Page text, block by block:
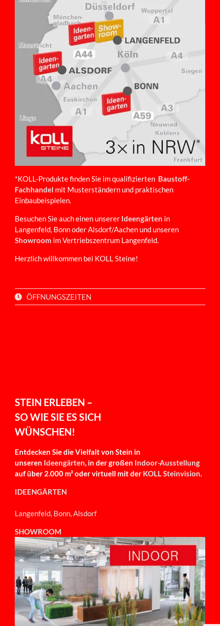
*KOLL-Produkte finden Sie im qualifizierten Baustoff-
Fachhandel mit Musterständern und praktischen
Einbaubeispielen.
Besuchen Sie auch einen unserer Ideengärten in
Langenfeld, Bonn oder Alsdorf/Aachen und unseren
Showroom im Vertriebszentrum Langenfeld.
Herzlich willkommen bei KOLL Steine!
ÖFFNUNGSZEITEN
STEIN ERLEBEN –
SO WIE SIE ES SICH
WÜNSCHEN!
Entdecken Sie die Vielfalt von Stein in
unseren Ideengärten, in der großen Indoor-Ausstellung
auf über 2.000 m² oder virtuell mit der KOLL Steinvision.
IDEENGÄRTEN
Langenfeld, Bonn, Alsdorf
SHOWROOM